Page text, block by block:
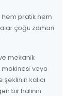
hem pratik hem
çoğu zaman
ve mekanik
makinesi veya
kalıcı
bir halının